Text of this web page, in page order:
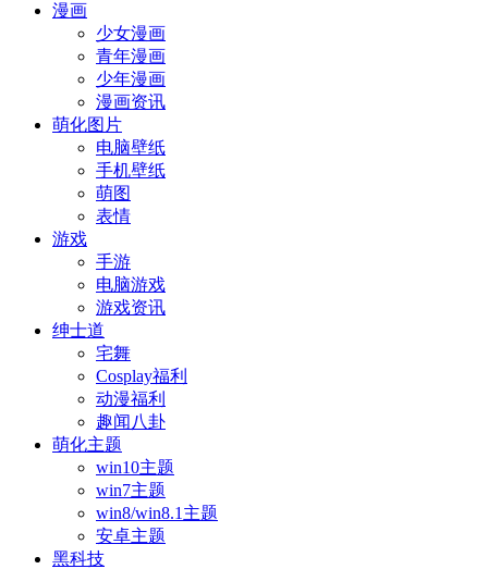
漫画
少女漫画
青年漫画
少年漫画
漫画资讯
萌化图片
电脑壁纸
手机壁纸
萌图
表情
游戏
手游
电脑游戏
游戏资讯
绅士道
宅舞
Cosplay福利
动漫福利
趣闻八卦
萌化主题
win10主题
win7主题
win8/win8.1主题
安卓主题
黑科技